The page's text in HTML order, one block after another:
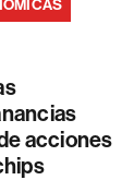
acciones